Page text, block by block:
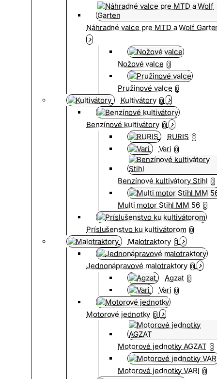
Náhradné valce pre MTD a Wolf
Nožové valce 0
Pružinové valce 0
Kultivátory 0
Benzínové kultivátory 0
RURIS 0
Vari 0
Benzínové kultivátory Stihl 0
Multi motor Stihl MM 56 0
Príslušenstvo ku kultivátorom 0
Malotraktory 0
Jednonápravové malotraktory 0
Agzat 0
Vari 0
Motorové jednotky 0
Motorové jednotky AGZAT 0
Motorové jednotky VARI 0